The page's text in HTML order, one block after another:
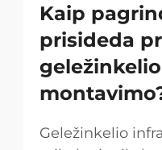
Kaip
prisideda
Geležinkelio